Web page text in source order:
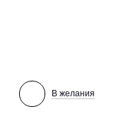
В желания